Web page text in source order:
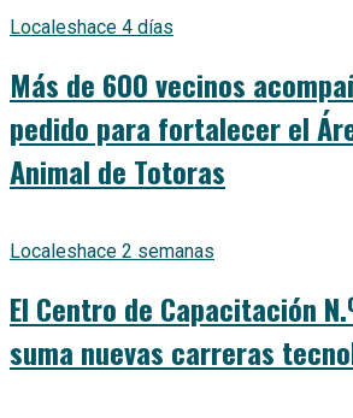
Localeshace 4 días
Más de 600 vecinos
pedido para fortalecer el
Animal de Totoras
Localeshace 2 semanas
El Centro de Capacitación
suma nuevas carreras